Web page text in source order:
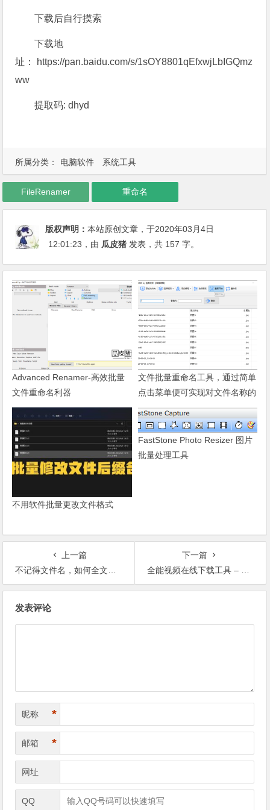
下载后自行摸索
下载地
址： https://pan.baidu.com/s/1sOY8801qEfxwjLbIGQmz
ww
提取码: dhyd
所属分类： 电脑软件 系统工具
FileRenamer 重命名
版权声明：本站原创文章，于2020年03月4日
12:01:23 ，由 瓜皮猪 发表，共 157 字。
Advanced Renamer-高效批量
文件重命名利器
文件批量重命名工具，通过简单
点击菜单便可实现对文件名称的
净化和规范
不用软件批量更改文件格式
FastStone Photo Resizer 图片
批量处理工具
上一篇
不记得文件名，如何全文搜索文档内容？
下一篇
全能视频在线下载工具 – urlgot
发表评论
昵称 *
邮箱 *
网址
QQ